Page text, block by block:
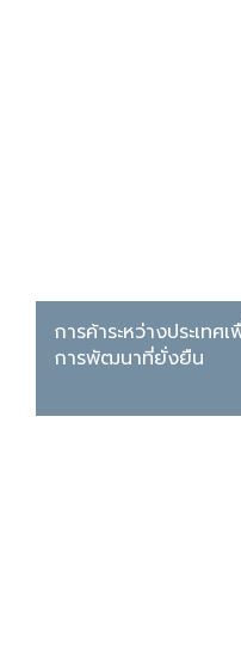
การค้าระหว่างประเท
การพัฒนาที่ยั่งยืน